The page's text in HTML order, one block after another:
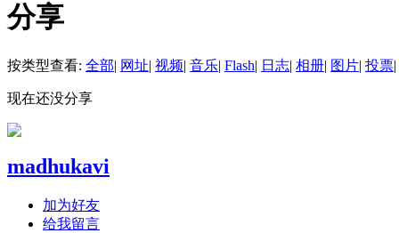
分享
按类型查看: 全部| 网址| 视频| 音乐| Flash| 日志| 相册| 图片| 投票|
现在还没分享
madhukavi
加为好友
给我留言